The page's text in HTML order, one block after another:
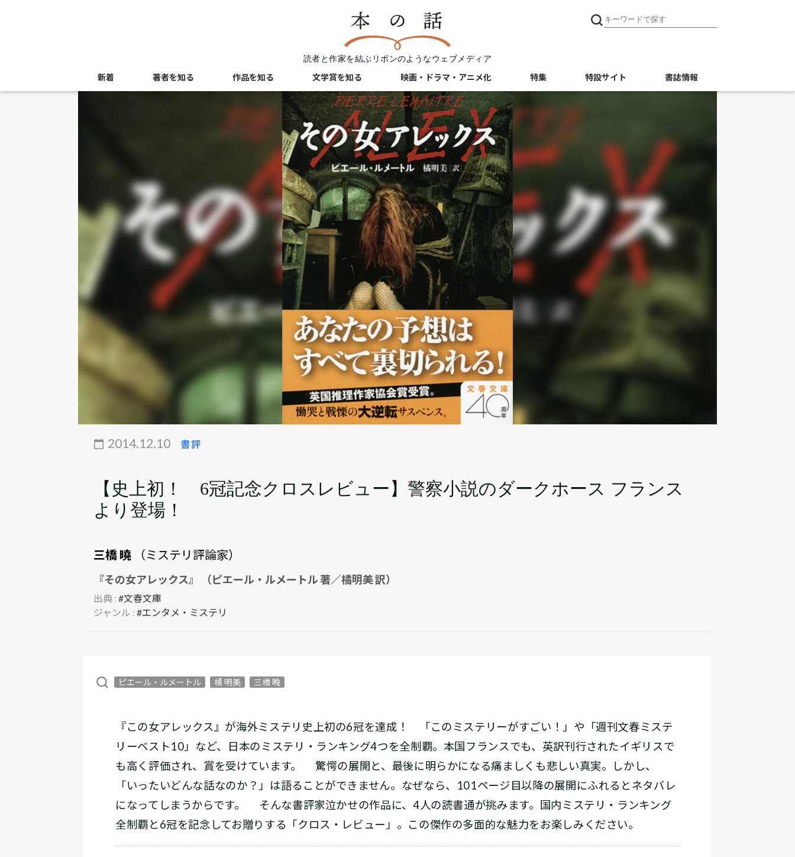
読者と作家を結ぶリボンのようなウェブメディア
新着 著者を知る 作品を知る 文学賞を知る 映画・ドラマ・アニメ化 特集 特設サイト 書誌情報
2014.12.10 書評
【史上初！ 6冠記念クロスレビュー】警察小説のダークホース フランス
より登場！
三橋 曉 （ミステリ評論家）
『その女アレックス』 （ピエール・ルメートル 著／橘明美 訳）
出典 : #文春文庫
ジャンル : #エンタメ・ミステリ
ピエール・ルメートル 橘 明美 三橋 曉
『この女アレックス』が海外ミステリ史上初の6冠を達成！ 「このミステリーがすごい！」や「週刊文春ミステ
リーベスト10」など、日本のミステリ・ランキング4つを全制覇。本国フランスでも、英訳刊行されたイギリスで
も高く評価され、賞を受けています。 驚愕の展開と、最後に明らかになる痛ましくも悲しい真実。しかし、
「いったいどんな話なのか？」は語ることができません。なぜなら、101ページ目以降の展開にふれるとネタバレ
になってしまうからです。 そんな書評家泣かせの作品に、4人の読書通が挑みます。国内ミステリ・ランキング
全制覇と6冠を記念してお贈りする「クロス・レビュー」。この傑作の多面的な魅力をお楽しみください。